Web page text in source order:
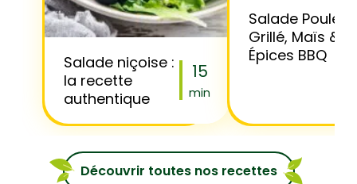
Salade niçoise :
la recette
authentique
15
min
Salade Poulet
Grillé, Maïs &
Épices BBQ
Découvrir toutes nos recettes